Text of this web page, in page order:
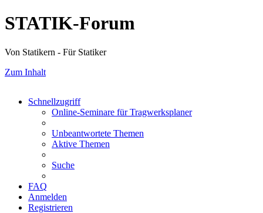
STATIK-Forum
Von Statikern - Für Statiker
Zum Inhalt
Schnellzugriff
Online-Seminare für Tragwerksplaner
Unbeantwortete Themen
Aktive Themen
Suche
FAQ
Anmelden
Registrieren